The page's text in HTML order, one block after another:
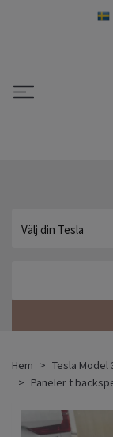
Hem
Tesla Model
Paneler t